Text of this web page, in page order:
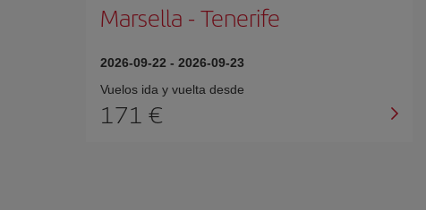
Marsella -Tenerife
2026-09-22 - 2026-09-23
Vuelos ida y vuelta desde
171 €